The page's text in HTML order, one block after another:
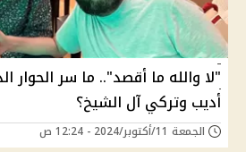
"لا والله ما أقصد".. ما سر الحوار
أديب وتركي آل الشيخ؟
الجمعة 11/أكتوبر/2024 - 12:24 ص